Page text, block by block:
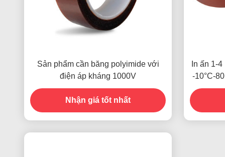
Sản phẩm cần băng polyimide với
điện áp kháng 1000V
Nhận giá tốt nhất
In ấn 1-
-10°C-
thẻ tín